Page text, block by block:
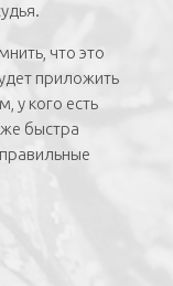
что это
приложить
у кого есть
быстра